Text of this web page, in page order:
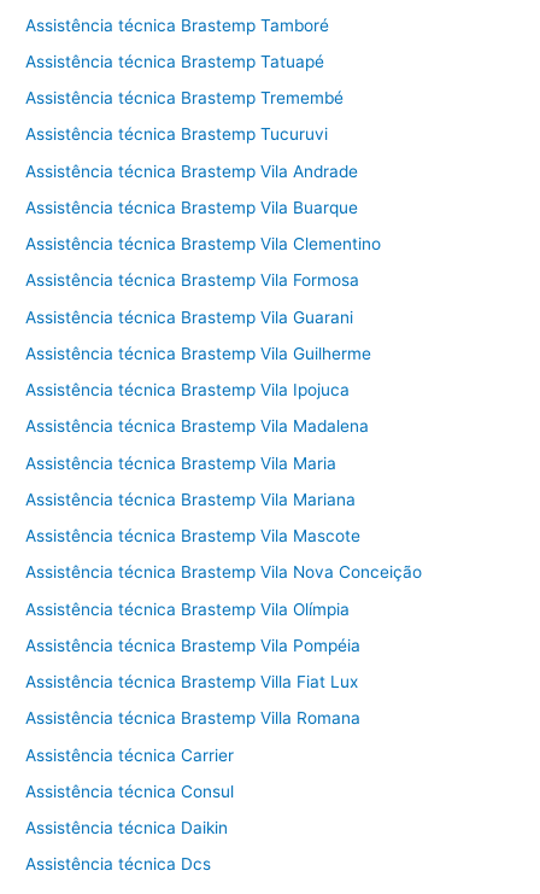
Assistência técnica Brastemp Tamboré
Assistência técnica Brastemp Tatuapé
Assistência técnica Brastemp Tremembé
Assistência técnica Brastemp Tucuruvi
Assistência técnica Brastemp Vila Andrade
Assistência técnica Brastemp Vila Buarque
Assistência técnica Brastemp Vila Clementino
Assistência técnica Brastemp Vila Formosa
Assistência técnica Brastemp Vila Guarani
Assistência técnica Brastemp Vila Guilherme
Assistência técnica Brastemp Vila Ipojuca
Assistência técnica Brastemp Vila Madalena
Assistência técnica Brastemp Vila Maria
Assistência técnica Brastemp Vila Mariana
Assistência técnica Brastemp Vila Mascote
Assistência técnica Brastemp Vila Nova Conceição
Assistência técnica Brastemp Vila Olímpia
Assistência técnica Brastemp Vila Pompéia
Assistência técnica Brastemp Villa Fiat Lux
Assistência técnica Brastemp Villa Romana
Assistência técnica Carrier
Assistência técnica Consul
Assistência técnica Daikin
Assistência técnica Dcs